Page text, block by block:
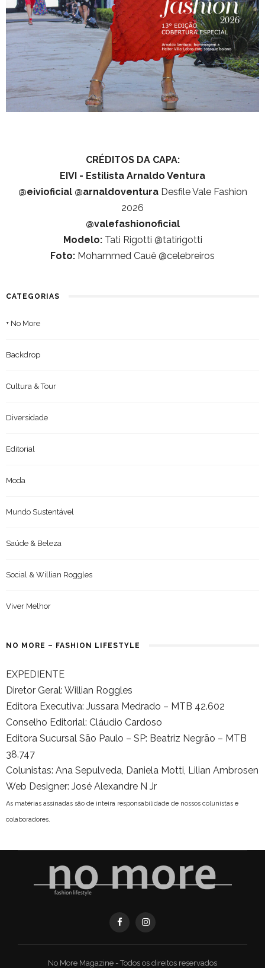
CRÉDITOS DA CAPA:
EIVI - Estilista Arnaldo Ventura
@eivioficial @arnaldoventuraDesfile Vale Fashion
2026
@valefashionoficial
Modelo:Tati Rigotti @tatirigotti
Foto: Mohammed Cauê @celebreiros
CATEGORIAS
+ No More
Backdrop
Cultura & Tour
Diversidade
Editorial
Moda
Mundo Sustentável
Saúde & Beleza
Social & Willian Roggles
Viver Melhor
NO MORE – FASHION LIFESTYLE
EXPEDIENTE
Diretor Geral: Willian Roggles
Editora Executiva: Jussara Medrado – MTB 42.602
Conselho Editorial: Cláudio Cardoso
Editora Sucursal São Paulo – SP: Beatriz Negrão – MTB
38.747
Colunistas: Ana Sepulveda, Daniela Motti, Lilian Ambrosen
Web Designer: José Alexandre N Jr
As matérias assinadas são de inteira responsabilidade de nossos colunistas e
colaboradores.
No More Magazine - Todos os direitos reservados